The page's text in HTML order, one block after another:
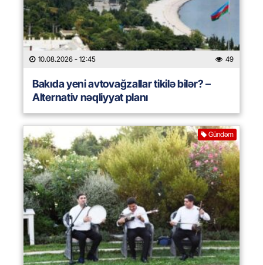
10.08.2026 - 12:45 49
Bakıda yeni avtovağzallar tikilə bilər? –
Alternativ nəqliyyat planı
Gündəm